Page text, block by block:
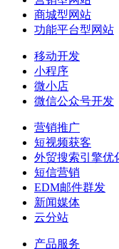
商城型网站
功能平台型网站
移动开发
小程序
微小店
微信公众号开发
营销推广
短视频获客
外贸搜索引擎优
短信营销
EDM邮件群发
新闻媒体
云分站
产品服务